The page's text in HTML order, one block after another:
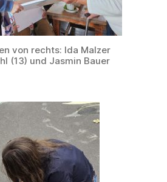
von rechts: Ida Malzer
(13) und Jasmin Bauer